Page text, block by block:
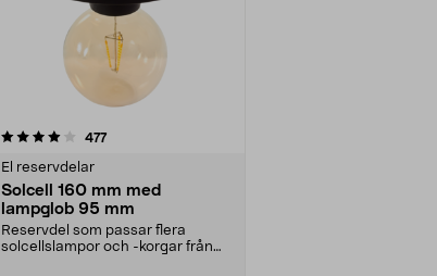
477recensioner
El reservdelar
Solcell 160 mm med
lampglob 95 mm
Reservdel som passar flera
solcellslampor och -korgar från